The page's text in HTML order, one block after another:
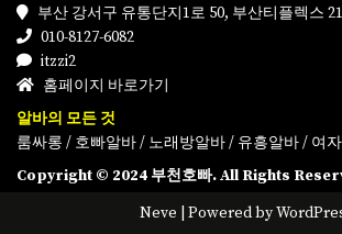
부산 강서구 유통단지1로 50, 부산티플렉스
010-8127-6082
itzzi2
홈페이지 바로가기
알바의 모든 것
룸싸롱 / 호빠알바/ 노래방알바/ 유흥알바/ 여
Copyright © 2024 부천호빠. All Rights
Neve | Powered by